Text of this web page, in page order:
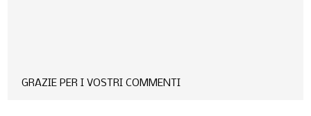
GRAZIE PER I VOSTRI COMMENTI